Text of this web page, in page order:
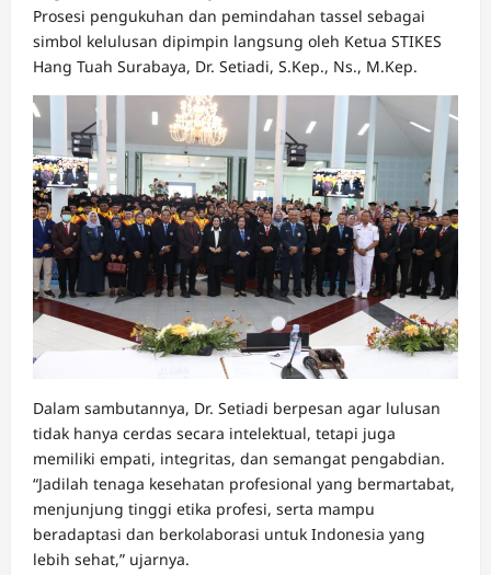
Prosesi pengukuhan dan pemindahan tassel sebagai
simbol kelulusan dipimpin langsung oleh Ketua STIKES
Hang Tuah Surabaya, Dr. Setiadi, S.Kep., Ns., M.Kep.
Dalam sambutannya, Dr. Setiadi berpesan agar lulusan
tidak hanya cerdas secara intelektual, tetapi juga
memiliki empati, integritas, dan semangat pengabdian.
“Jadilah tenaga kesehatan profesional yang bermartabat,
menjunjung tinggi etika profesi, serta mampu
beradaptasi dan berkolaborasi untuk Indonesia yang
lebih sehat,” ujarnya.